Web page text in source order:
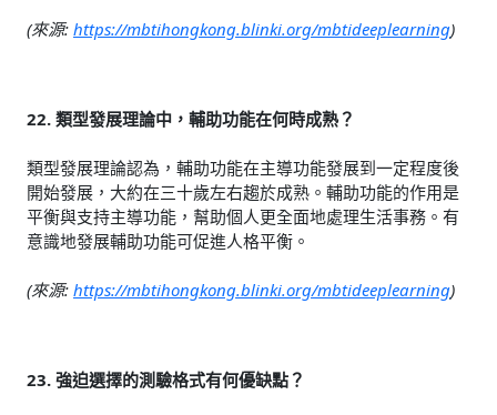
(來源: https://mbtihongkong.blinki.org/mbtideeplearning)
22. 類型發展理論中，輔助功能在何時成熟？
類型發展理論認為，輔助功能在主導功能發展到一定程度後
開始發展，大約在三十歲左右趨於成熟。輔助功能的作用是
平衡與支持主導功能，幫助個人更全面地處理生活事務。有
意識地發展輔助功能可促進人格平衡。
(來源: https://mbtihongkong.blinki.org/mbtideeplearning)
23. 強迫選擇的測驗格式有何優缺點？